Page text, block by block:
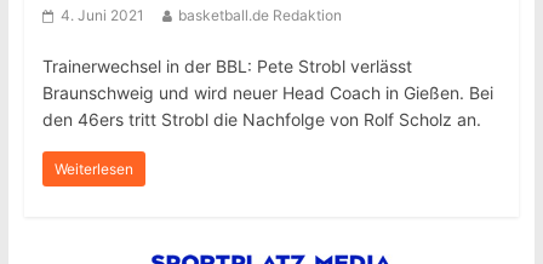
4. Juni 2021 basketball.de Redaktion
Trainerwechsel in der BBL: Pete Strobl verlässt
Braunschweig und wird neuer Head Coach in Gießen. Bei
den 46ers tritt Strobl die Nachfolge von Rolf Scholz an.
Weiterlesen